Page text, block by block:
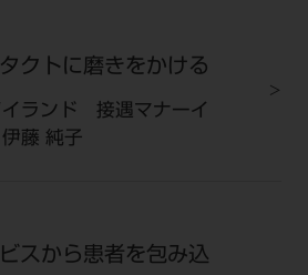
クトに磨きをかける
ランド 接遇マナーイ
藤 純子
スから患者を包み込